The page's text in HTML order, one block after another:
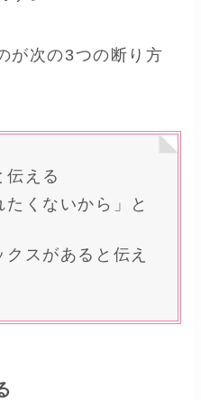
が次の3つの断り方
伝える
たくないから」と
スがあると伝え